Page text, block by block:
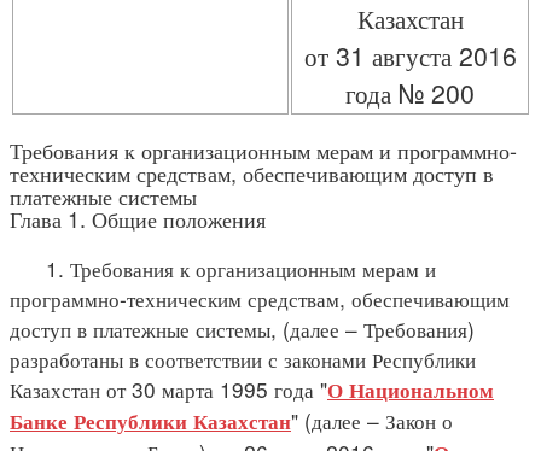
Казахстан
от 31 августа 2016
года № 200
Требования к организационным мерам и программно-
техническим средствам, обеспечивающим доступ в
платежные системы
Глава 1. Общие положения
1. Требования к организационным мерам и
программно-техническим средствам, обеспечивающим
доступ в платежные системы, (далее – Требования)
разработаны в соответствии с законами Республики
Казахстан от 30 марта 1995 года "О Национальном
Банке Республики Казахстан" (далее – Закон о